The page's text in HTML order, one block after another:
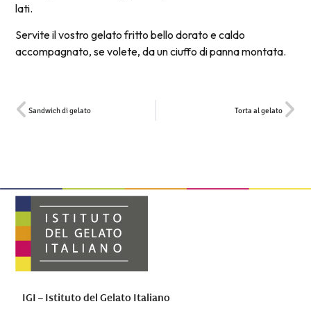
lati.
Servite il vostro gelato fritto bello dorato e caldo
accompagnato, se volete, da un ciuffo di panna montata.
Sandwich di gelato Torta al gelato
IGI – Istituto del Gelato Italiano